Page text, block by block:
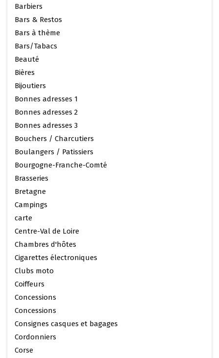
Barbiers
Bars & Restos
Bars à thème
Bars/Tabacs
Beauté
Bières
Bijoutiers
Bonnes adresses 1
Bonnes adresses 2
Bonnes adresses 3
Bouchers / Charcutiers
Boulangers / Patissiers
Bourgogne-Franche-Comté
Brasseries
Bretagne
Campings
carte
Centre-Val de Loire
Chambres d'hôtes
Cigarettes électroniques
Clubs moto
Coiffeurs
Concessions
Concessions
Consignes casques et bagages
Cordonniers
Corse